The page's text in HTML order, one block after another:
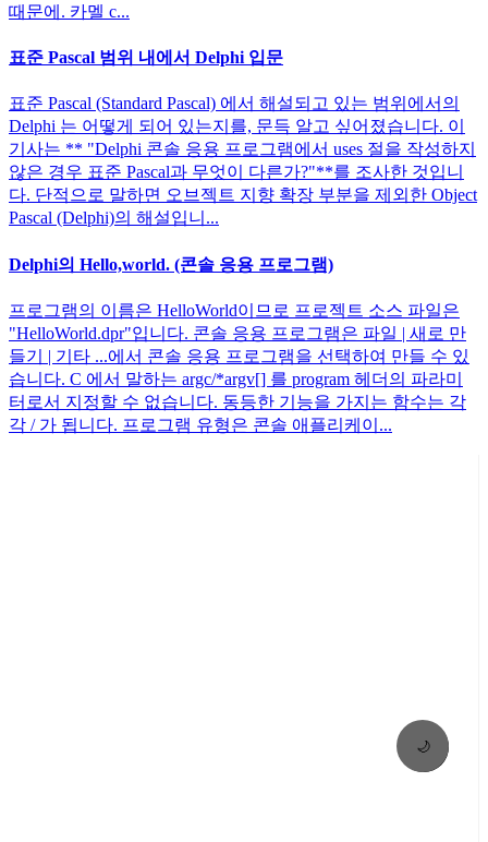
🌙
때문에. 카멜 c...
표준 Pascal 범위 내에서 Delphi 입문
표준 Pascal (Standard Pascal) 에서 해설되고 있는 범위에서의
Delphi 는 어떻게 되어 있는지를, 문득 알고 싶어졌습니다. 이
기사는 ** "Delphi 콘솔 응용 프로그램에서 uses 절을 작성하지
않은 경우 표준 Pascal과 무엇이 다른가?"**를 조사한 것입니
다. 단적으로 말하면 오브젝트 지향 확장 부분을 제외한 Object
Pascal (Delphi)의 해설입니...
Delphi의 Hello,world. (콘솔 응용 프로그램)
프로그램의 이름은 HelloWorld이므로 프로젝트 소스 파일은
"HelloWorld.dpr"입니다. 콘솔 응용 프로그램은 파일 | 새로 만
들기 | 기타 ...에서 콘솔 응용 프로그램을 선택하여 만들 수 있
습니다. C 에서 말하는 argc/*argv[] 를 program 헤더의 파라미
터로서 지정할 수 없습니다. 동등한 기능을 가지는 함수는 각
각 / 가 됩니다. 프로그램 유형은 콘솔 애플리케이...